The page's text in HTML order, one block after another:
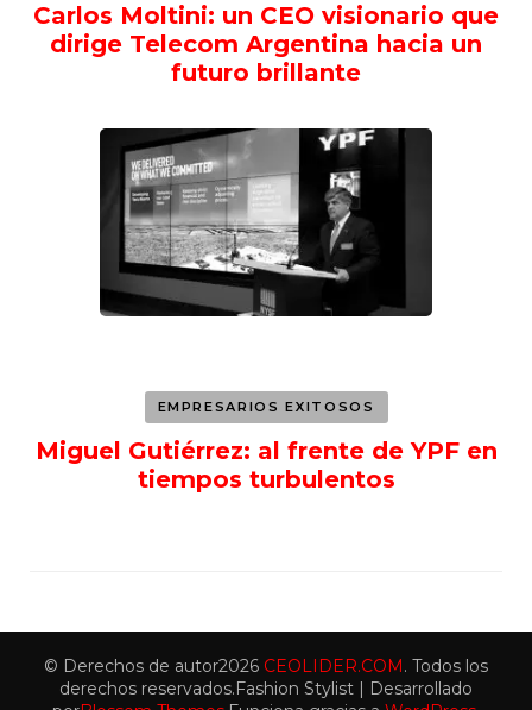
Carlos Moltini: un CEO visionario que
dirige Telecom Argentina hacia un
futuro brillante
EMPRESARIOS EXITOSOS
Miguel Gutiérrez: al frente de YPF en
tiempos turbulentos
© Derechos de autor2026 CEOLIDER.COM. Todos los
derechos reservados.Fashion Stylist | Desarrollado